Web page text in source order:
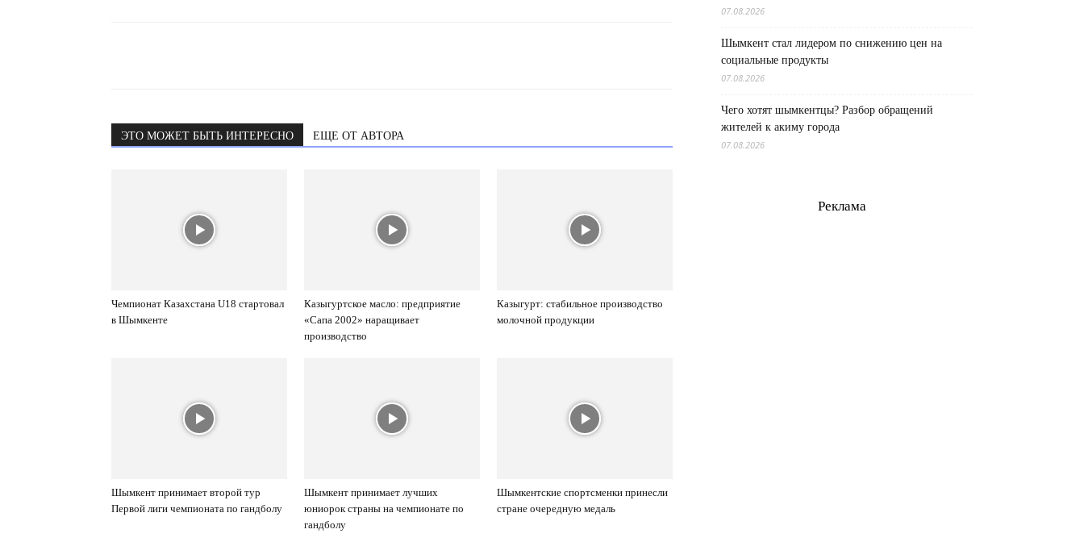
ЭТО МОЖЕТ БЫТЬ ИНТЕРЕСНО ЕЩЕ ОТ АВТОРА
Чемпионат Казахстана U18 стартовал
в Шымкенте
Казыгуртское масло: предприятие
«Сапа 2002» наращивает
производство
Казыгурт: стабильное производство
молочной продукции
Шымкент принимает второй тур
Первой лиги чемпионата по гандболу
Шымкент принимает лучших
юниорок страны на чемпионате по
гандболу
Шымкентские спортсменки принесли
стране очередную медаль
07.08.2026
Шымкент стал лидером по снижению цен на
социальные продукты
07.08.2026
Чего хотят шымкентцы? Разбор обращений
жителей к акиму города
07.08.2026
Реклама